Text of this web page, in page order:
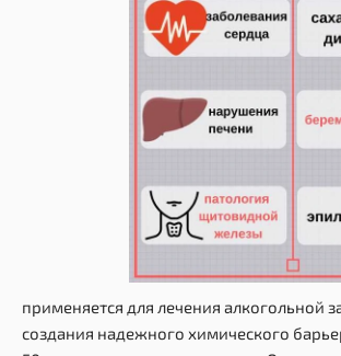
применяется для лечения алкогольной
создания надежного химического